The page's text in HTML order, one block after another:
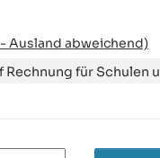
- Ausland abweichend)
Rechnung für Schulen